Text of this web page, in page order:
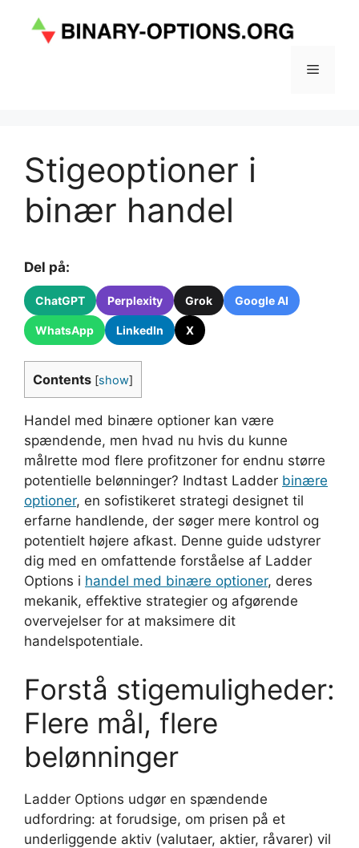
Menu
Stigeoptioner i
binær handel
Del på:
ChatGPT Perplexity Grok Google AI
WhatsApp LinkedIn X
Contents [show]
Handel med binære optioner kan være
spændende, men hvad nu hvis du kunne
målrette mod flere profitzoner for endnu større
potentielle belønninger? Indtast Ladder binære
optioner, en sofistikeret strategi designet til
erfarne handlende, der søger mere kontrol og
potentielt højere afkast. Denne guide udstyrer
dig med en omfattende forståelse af Ladder
Options i handel med binære optioner, deres
mekanik, effektive strategier og afgørende
overvejelser for at maksimere dit
handelspotentiale.
Forstå stigemuligheder:
Flere mål, flere
belønninger
Ladder Options udgør en spændende
udfordring: at forudsige, om prisen på et
underliggende aktiv (valutaer, aktier, råvarer) vil